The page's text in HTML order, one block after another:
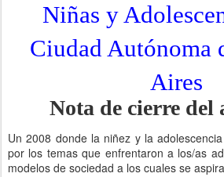
Niñas y
Ciudad Autónoma
Aires
Nota de cierre del
Un 2008 donde la niñez y la
por los temas que enfrentaron a los/as
modelos de sociedad a los cuales se